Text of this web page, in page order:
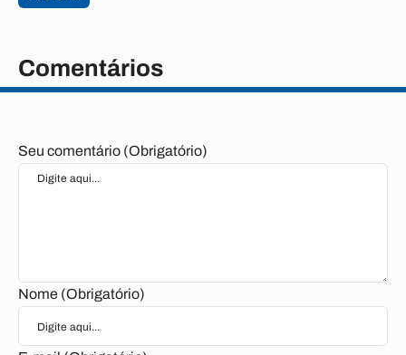
Comentários
Seu comentário (Obrigatório)
Nome (Obrigatório)